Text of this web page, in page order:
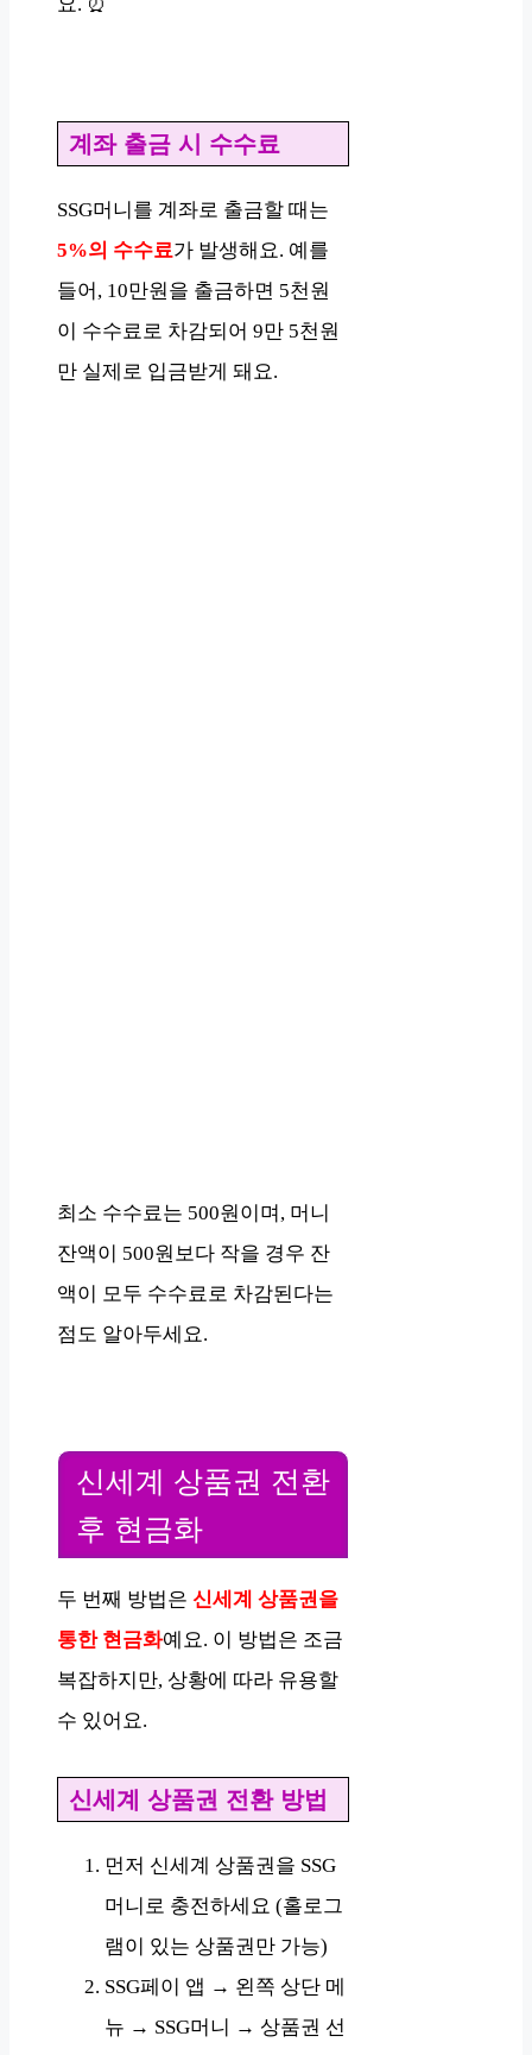
계좌 출금 시 수수료
SSG머니를 계좌로 출금할 때는
5%의 수수료가 발생해요. 예를
들어, 10만원을 출금하면 5천원
이 수수료로 차감되어 9만 5천원
만 실제로 입금받게 돼요.
최소 수수료는 500원이며, 머니
잔액이 500원보다 작을 경우 잔
액이 모두 수수료로 차감된다는
점도 알아두세요.
신세계 상품권 전환
후 현금화
두 번째 방법은 신세계 상품권을
통한 현금화예요. 이 방법은 조금
복잡하지만, 상황에 따라 유용할
수 있어요.
신세계 상품권 전환 방법
먼저 신세계 상품권을 SSG
머니로 충전하세요 (홀로그
램이 있는 상품권만 가능)
SSG페이 앱 → 왼쪽 상단 메
뉴 → SSG머니 → 상품권 선